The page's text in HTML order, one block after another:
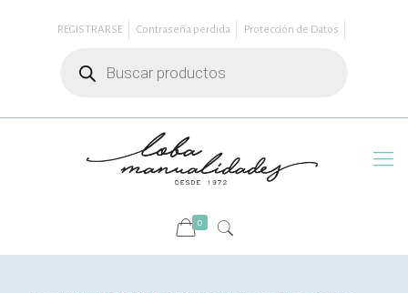
REGISTRARSE Contraseña perdida
Protección de Datos
productos
0